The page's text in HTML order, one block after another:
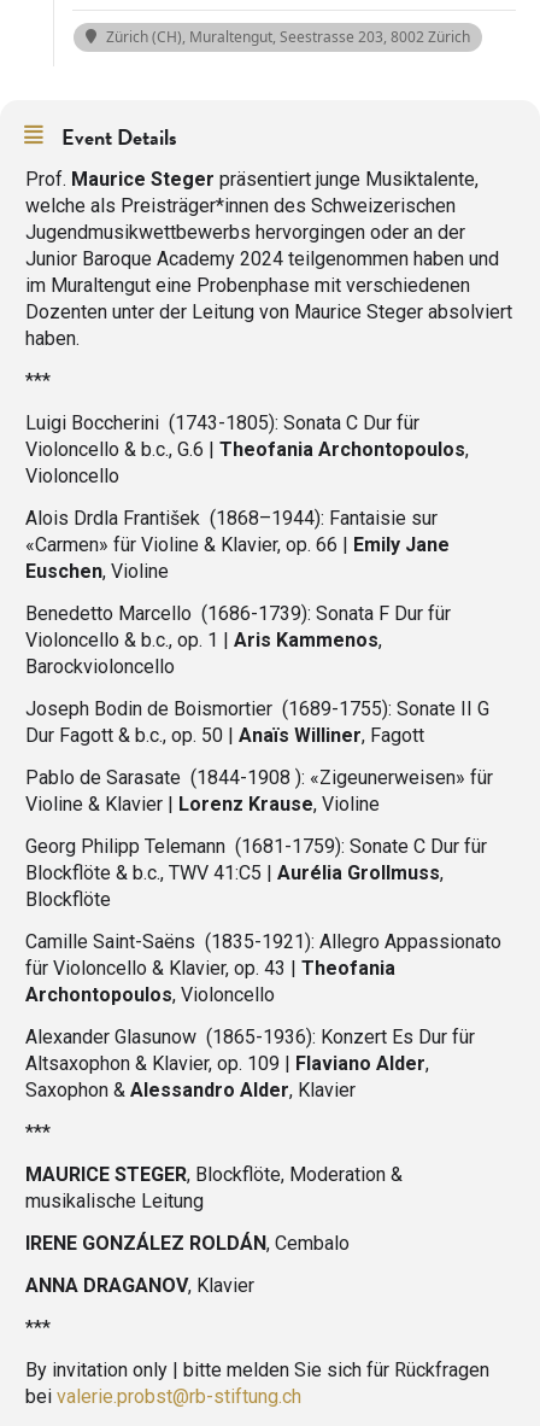
Zürich (CH), Muraltengut, Seestrasse 203, 8002 Zürich
Event Details
Prof. Maurice Steger präsentiert junge Musiktalente,
welche als Preisträger*innen des Schweizerischen
Jugendmusikwettbewerbs hervorgingen oder an der
Junior Baroque Academy 2024 teilgenommen haben und
im Muraltengut eine Probenphase mit verschiedenen
Dozenten unter der Leitung von Maurice Steger absolviert
haben.
***
Luigi Boccherini (1743-1805): Sonata C Dur für
Violoncello & b.c., G.6 | Theofania Archontopoulos,
Violoncello
Alois Drdla František (1868–1944): Fantaisie sur
«Carmen» für Violine & Klavier, op. 66 | Emily Jane
Euschen, Violine
Benedetto Marcello (1686-1739): Sonata F Dur für
Violoncello & b.c., op. 1 | Aris Kammenos,
Barockvioloncello
Joseph Bodin de Boismortier (1689-1755): Sonate II G
Dur Fagott & b.c., op. 50 | Anaïs Williner, Fagott
Pablo de Sarasate (1844-1908 ): «Zigeunerweisen» für
Violine & Klavier | Lorenz Krause, Violine
Georg Philipp Telemann (1681-1759): Sonate C Dur für
Blockflöte & b.c., TWV 41:C5 | Aurélia Grollmuss,
Blockflöte
Camille Saint-Saëns (1835-1921): Allegro Appassionato
für Violoncello & Klavier, op. 43 | Theofania
Archontopoulos, Violoncello
Alexander Glasunow (1865-1936): Konzert Es Dur für
Altsaxophon & Klavier, op. 109 | Flaviano Alder,
Saxophon & Alessandro Alder, Klavier
***
MAURICE STEGER, Blockflöte, Moderation &
musikalische Leitung
IRENE GONZÁLEZ ROLDÁN, Cembalo
ANNA DRAGANOV, Klavier
***
By invitation only | bitte melden Sie sich für Rückfragen
bei valerie.probst@rb-stiftung.ch